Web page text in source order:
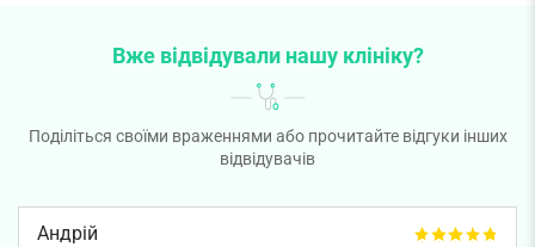
Вже відвідували нашу клініку?
Поділіться своїми враженнями або прочитайте відгуки інших
відвідувачів
Андрій